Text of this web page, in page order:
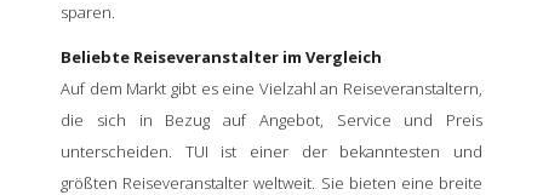
sparen.
Beliebte Reiseveranstalter im Vergleich
Auf dem Markt gibt es eine Vielzahl an Reiseveranstaltern,
die sich in Bezug auf Angebot, Service und Preis
unterscheiden. TUI ist einer der bekanntesten und
größten Reiseveranstalter weltweit. Sie bieten eine breite